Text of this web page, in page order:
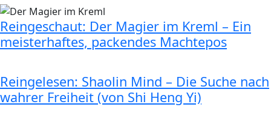
Reingeschaut: Der Magier im Kreml – Ein
meisterhaftes, packendes Machtepos
Reingelesen: Shaolin Mind – Die Suche nach
wahrer Freiheit (von Shi Heng Yi)